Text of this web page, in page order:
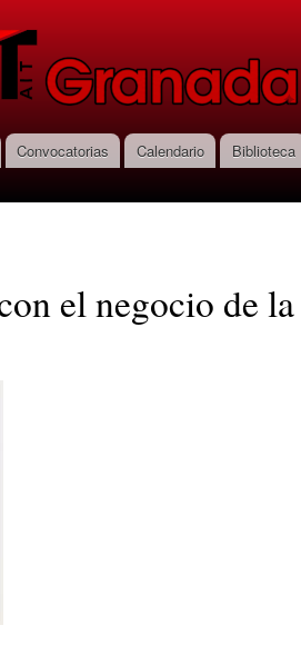
Convocatorias Calendario
Biblioteca
el negocio de